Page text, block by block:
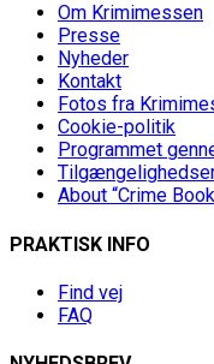
Om Krimimessen
Presse
Nyheder
Kontakt
Fotos fra
Cookie-politik
Programmet
About “Crime
PRAKTISK INFO
Find vej
FAQ